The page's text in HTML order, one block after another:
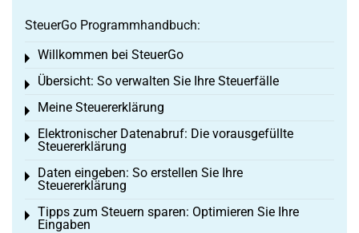
SteuerGo Programmhandbuch:
Willkommen bei SteuerGo
Toggle menu
Übersicht: So verwalten Sie Ihre Steuerfälle
Toggle menu
Meine Steuererklärung
Toggle menu
Elektronischer Datenabruf: Die vorausgefüllte
Steuererklärung
Toggle menu
Daten eingeben: So erstellen Sie Ihre
Steuererklärung
Toggle menu
Tipps zum Steuern sparen: Optimieren Sie Ihre
Eingaben
Toggle menu